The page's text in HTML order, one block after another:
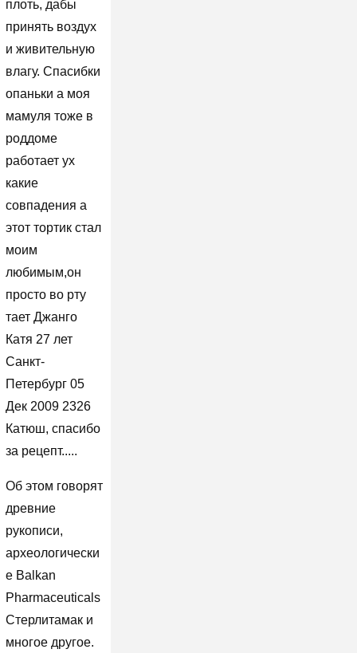
плоть, дабы
принять воздух
и живительную
влагу. Спасибки
опаньки а моя
мамуля тоже в
роддоме
работает ух
какие
совпадения а
этот тортик стал
моим
любимым,он
просто во рту
тает Джанго
Катя 27 лет
Санкт-
Петербург 05
Дек 2009 2326
Катюш, спасибо
за рецепт.....
Об этом говорят
древние
рукописи,
археологически
е Balkan
Pharmaceuticals
Стерлитамак и
многое другое.